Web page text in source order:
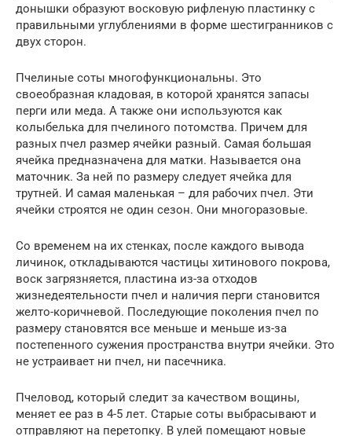
донышки образуют восковую рифленую пластинку с
правильными углублениями в форме шестигранников с
двух сторон.
Пчелиные соты многофункциональны. Это
своеобразная кладовая, в которой хранятся запасы
перги или меда. А также они используются как
колыбелька для пчелиного потомства. Причем для
разных пчел размер ячейки разный. Самая большая
ячейка предназначена для матки. Называется она
маточник. За ней по размеру следует ячейка для
трутней. И самая маленькая – для рабочих пчел. Эти
ячейки строятся не один сезон. Они многоразовые.
Со временем на их стенках, после каждого вывода
личинок, откладываются частицы хитинового покрова,
воск загрязняется, пластина из-за отходов
жизнедеятельности пчел и наличия перги становится
желто-коричневой. Последующие поколения пчел по
размеру становятся все меньше и меньше из-за
постепенного сужения пространства внутри ячейки. Это
не устраивает ни пчел, ни пасечника.
Пчеловод, который следит за качеством вощины,
меняет ее раз в 4-5 лет. Старые соты выбрасывают и
отправляют на перетопку. В улей помещают новые